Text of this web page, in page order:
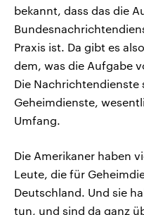
bekannt, dass das die
Praxis ist. Da gibt es
dem, was die Aufgabe
Die Nachrichtendienste
Geheimdienste,
Umfang.
Die Amerikaner haben
Leute, die für
Deutschland. Und sie
tun, und sind da ganz